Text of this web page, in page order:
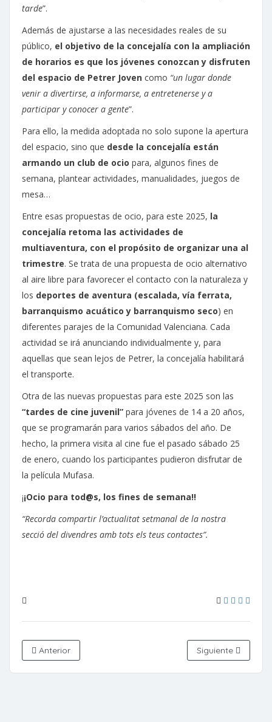
tarde”.
Además de ajustarse a las necesidades reales de su
público, el objetivo de la concejalía con la ampliación
de horarios es que los jóvenes conozcan y disfruten
del espacio de Petrer Joven como “un lugar donde
venir a divertirse, a informarse, a entretenerse y a
participar y conocer a gente”.
Para ello, la medida adoptada no solo supone la apertura
del espacio, sino que desde la concejalía están
armando un club de ocio para, algunos fines de
semana, plantear actividades, manualidades, juegos de
mesa…
Entre esas propuestas de ocio, para este 2025, la
concejalía retoma las actividades de
multiaventura, con el propósito de organizar una al
trimestre. Se trata de una propuesta de ocio alternativo
al aire libre para favorecer el contacto con la naturaleza y
los deportes de aventura (escalada, vía ferrata,
barranquismo acuático y barranquismo seco) en
diferentes parajes de la Comunidad Valenciana. Cada
actividad se irá anunciando individualmente y, para
aquellas que sean lejos de Petrer, la concejalía habilitará
el transporte.
Otra de las nuevas propuestas para este 2025 son las
“tardes de cine juvenil” para jóvenes de 14 a 20 años,
que se programarán para varios sábados del año. De
hecho, la primera visita al cine fue el pasado sábado 25
de enero, cuando los participantes pudieron disfrutar de
la película Mufasa.
¡¡Ocio para tod@s, los fines de semana!!
“Recorda compartir l’actualitat setmanal de la nostra
secció del divendres amb tots els teus contactes”.
Anterior Siguiente